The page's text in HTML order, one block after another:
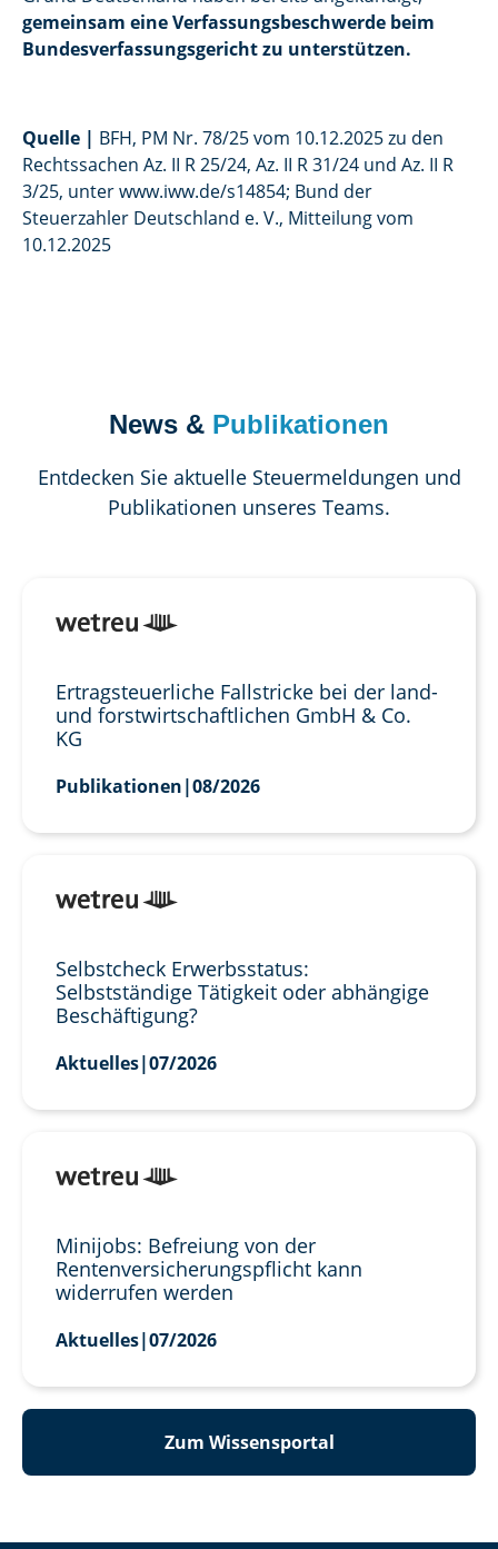
gemeinsam eine Verfassungsbeschwerde beim
Bundesverfassungsgericht zu unterstützen.
Quelle | BFH, PM Nr. 78/25 vom 10.12.2025 zu den
Rechtssachen Az. II R 25/24, Az. II R 31/24 und Az. II R
3/25, unter www.iww.de/s14854; Bund der
Steuerzahler Deutschland e. V., Mitteilung vom
10.12.2025
News & Publikationen
Entdecken Sie aktuelle Steuermeldungen und
Publikationen unseres Teams.
Ertragsteuerliche Fallstricke bei der land-
und forstwirtschaftlichen GmbH & Co.
KG
Publikationen|08/2026
Selbstcheck Erwerbsstatus:
Selbstständige Tätigkeit oder abhängige
Beschäftigung?
Aktuelles|07/2026
Minijobs: Befreiung von der
Rentenversicherungspflicht kann
widerrufen werden
Aktuelles|07/2026
Zum Wissensportal